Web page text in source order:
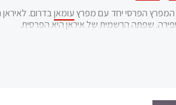
המפרץ הפרסי יחד עם מפרץ עומאןבדרום. לאיראן